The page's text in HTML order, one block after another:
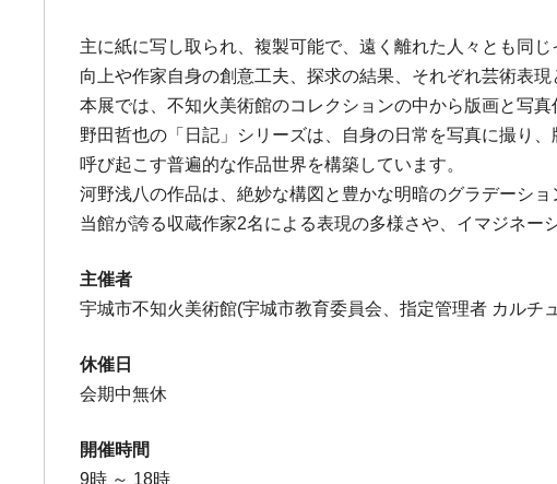
主に紙に写し取られ、複製可能で、遠く離れた人々とも同
向上や作家自身の創意工夫、探求の結果、それぞれ芸術表
本展では、不知火美術館のコレクションの中から版画と写真
野田哲也の「日記」シリーズは、自身の日常を写真に撮り
呼び起こす普遍的な作品世界を構築しています。
河野浅八の作品は、絶妙な構図と豊かな明暗のグラデーシ
当館が誇る収蔵作家2名による表現の多様さや、イマジネー
主催者
宇城市不知火美術館(宇城市教育委員会、指定管理者 カルチ
休催日
会期中無休
開催時間
9時 ～ 18時